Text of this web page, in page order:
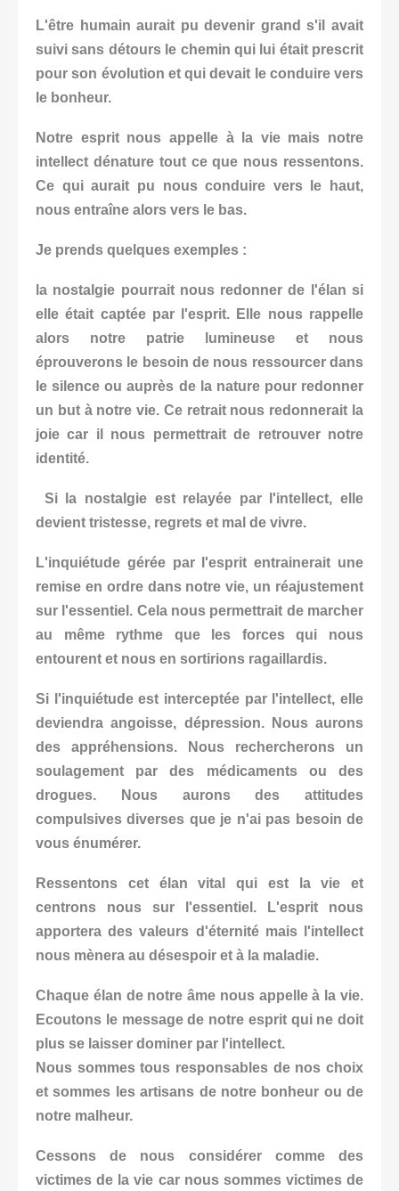
L'être humain aurait pu devenir grand s'il avait
suivi sans détours le chemin qui lui était prescrit
pour son évolution et qui devait le conduire vers
le bonheur.
Notre esprit nous appelle à la vie mais notre
intellect dénature tout ce que nous ressentons.
Ce qui aurait pu nous conduire vers le haut,
nous entraîne alors vers le bas.
Je prends quelques exemples :
la nostalgie pourrait nous redonner de l'élan si
elle était captée par l'esprit. Elle nous rappelle
alors notre patrie lumineuse et nous
éprouverons le besoin de nous ressourcer dans
le silence ou auprès de la nature pour redonner
un but à notre vie. Ce retrait nous redonnerait la
joie car il nous permettrait de retrouver notre
identité.
Si la nostalgie est relayée par l'intellect, elle
devient tristesse, regrets et mal de vivre.
L'inquiétude gérée par l'esprit entrainerait une
remise en ordre dans notre vie, un réajustement
sur l'essentiel. Cela nous permettrait de marcher
au même rythme que les forces qui nous
entourent et nous en sortirions ragaillardis.
Si l'inquiétude est interceptée par l'intellect, elle
deviendra angoisse, dépression. Nous aurons
des appréhensions. Nous rechercherons un
soulagement par des médicaments ou des
drogues. Nous aurons des attitudes
compulsives diverses que je n'ai pas besoin de
vous énumérer.
Ressentons cet élan vital qui est la vie et
centrons nous sur l'essentiel. L'esprit nous
apportera des valeurs d'éternité mais l'intellect
nous mènera au désespoir et à la maladie.
Chaque élan de notre âme nous appelle à la vie.
Ecoutons le message de notre esprit qui ne doit
plus se laisser dominer par l'intellect.
Nous sommes tous responsables de nos choix
et sommes les artisans de notre bonheur ou de
notre malheur.
Cessons de nous considérer comme des
victimes de la vie car nous sommes victimes de